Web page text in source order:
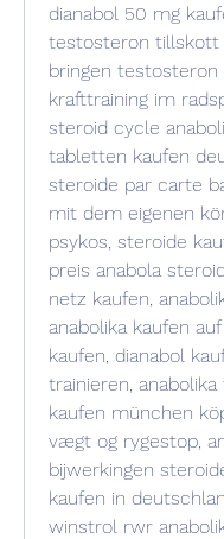
dianabol 50 mg
testosteron tillskott
bringen
krafttraining im
steroid cycle
tabletten kaufen
steroide par carte
mit dem eigenen
psykos, steroide
preis anabola
netz kaufen,
anabolika kaufen
kaufen, dianabol
trainieren,
kaufen münchen
vægt og rygestop,
bijwerkingen
kaufen in
winstrol rwr